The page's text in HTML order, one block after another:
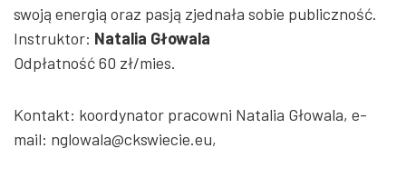
swoją energią oraz pasją zjednała sobie publiczność.
Instruktor: Natalia Głowala
Odpłatność 60 zł/mies.
Kontakt: koordynator pracowni Natalia Głowala, e-
mail: nglowala@ckswiecie.eu,